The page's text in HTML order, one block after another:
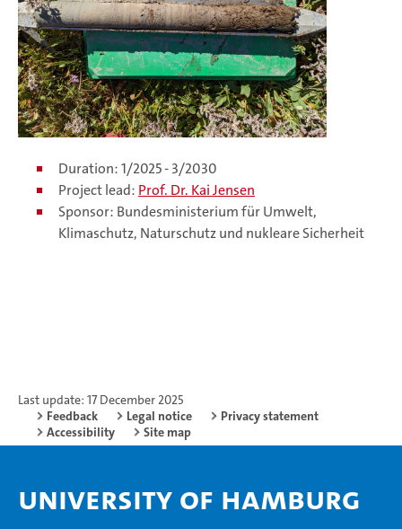
Duration: 1/2025 - 3/2030
Project lead: Prof. Dr. Kai Jensen
Sponsor: Bundesministerium für Umwelt,
Klimaschutz, Naturschutz und nukleare Sicherheit
Last update: 17 December 2025
Feedback
Legal notice
Privacy statement
Accessibility
Site map
University of Hamburg